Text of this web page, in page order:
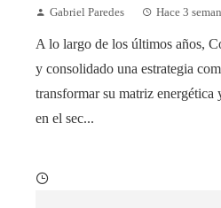
Gabriel Paredes Hace 3
A lo largo de los últimos años,
y consolidado una estrategia
transformar su matriz energética
en el sec...